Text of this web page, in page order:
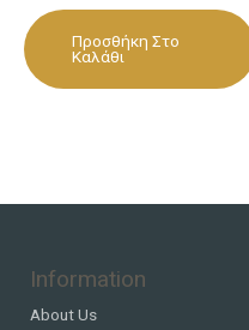
Προσθήκη Στο
Καλάθι
Information
About Us